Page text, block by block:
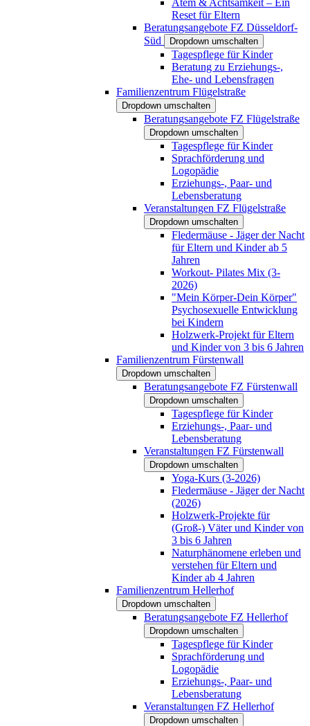
Reset für Eltern
Beratungsangebote FZ Düsseldorf-
Süd
Dropdown umschalten
Tagespflege für Kinder
Beratung zu Erziehungs-,
Ehe- und Lebensfragen
Familienzentrum Flügelstraße
Dropdown umschalten
Beratungsangebote FZ Flügelstraße
Dropdown umschalten
Tagespflege für Kinder
Sprachförderung und
Logopädie
Erziehungs-, Paar- und
Lebensberatung
Veranstaltungen FZ Flügelstraße
Dropdown umschalten
Fledermäuse - Jäger der Nacht
für Eltern und Kinder ab 5
Jahren
Workout- Pilates Mix (3-
2026)
"Mein Körper-Dein Körper"
Psychosexuelle Entwicklung
bei Kindern
Holzwerk-Projekt für Eltern
und Kinder von 3 bis 6 Jahren
Familienzentrum Fürstenwall
Dropdown umschalten
Beratungsangebote FZ Fürstenwall
Dropdown umschalten
Tagespflege für Kinder
Erziehungs-, Paar- und
Lebensberatung
Veranstaltungen FZ Fürstenwall
Dropdown umschalten
Yoga-Kurs (3-2026)
Fledermäuse - Jäger der Nacht
(2026)
Holzwerk-Projekte für
(Groß-) Väter und Kinder von
3 bis 6 Jahren
Naturphänomene erleben und
verstehen für Eltern und
Kinder ab 4 Jahren
Familienzentrum Hellerhof
Dropdown umschalten
Beratungsangebote FZ Hellerhof
Dropdown umschalten
Tagespflege für Kinder
Sprachförderung und
Logopädie
Erziehungs-, Paar- und
Lebensberatung
Veranstaltungen FZ Hellerhof
Dropdown umschalten